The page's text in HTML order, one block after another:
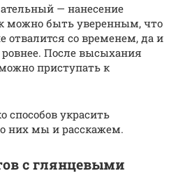
— нанесение
можно быть уверенным, что
отвалится со временем, да и
После высыхания
приступать к
способов украсить
них мы и расскажем.
с глянцевыми